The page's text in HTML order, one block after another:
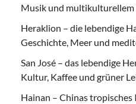
Musik und multikulturellem
Heraklion – die lebendige
Geschichte, Meer und
San José – das lebendige
Kultur, Kaffee und grüner
Hainan – Chinas tropisches